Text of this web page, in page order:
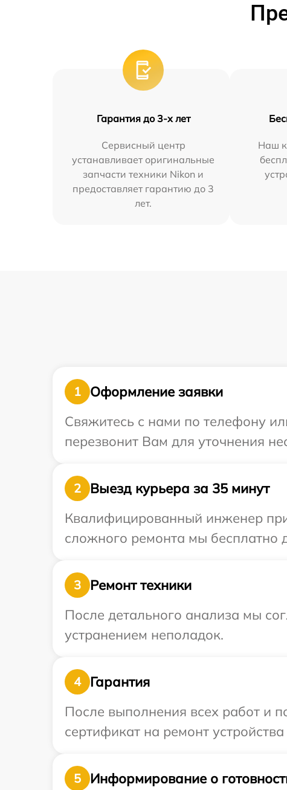
Гарантия до 3-х лет
Сервисный центр
устанавливает оригинальные
запчасти техники Nikon и
предоставляет гарантию до 3
лет.
Наш
1
Оформление заявки
Свяжитесь с нами по телефону
перезвонит Вам для уточнения
2
Выезд курьера за 35 минут
Квалифицированный инженер
сложного ремонта мы бесплатно
3
Ремонт техники
После детального анализа мы
устранением неполадок.
4
Гарантия
После выполнения всех работ и
сертификат на ремонт
5
Информирование о